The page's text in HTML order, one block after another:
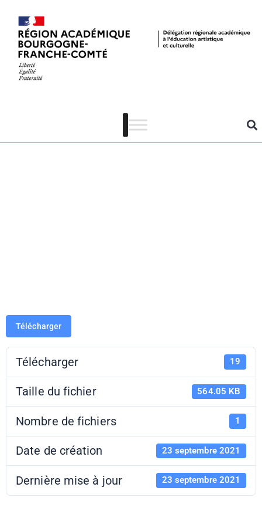
CHA académie
de Dijon –
calendrier et
Télécharger
Télécharger 19
Taille du fichier 564.05 KB
Nombre de fichiers 1
Date de création 23 septembre 2021
Dernière mise à jour 23 septembre 2021